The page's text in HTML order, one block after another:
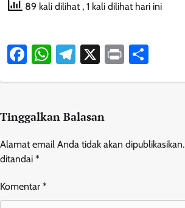
89 kali dilihat , 1 kali dilihat hari ini
Facebook
WhatsApp
Telegram
X Print
Tinggalkan Balasan
Alamat email Anda tidak akan dipublikasikan.
ditandai *
Komentar *